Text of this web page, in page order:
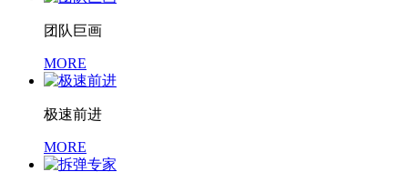
团队巨画
MORE
极速前进
MORE